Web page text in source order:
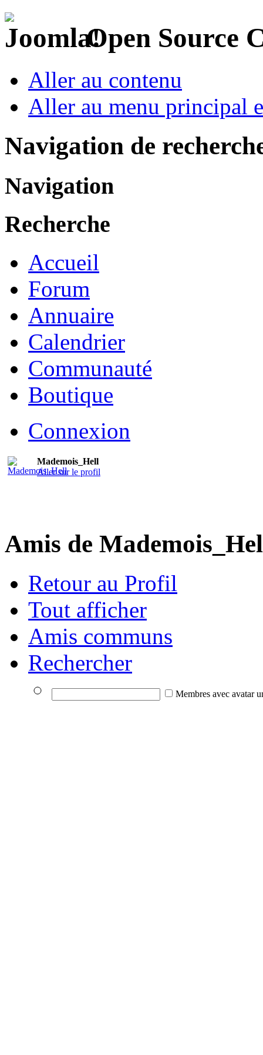
Open Source
Aller au contenu
Aller au menu principal
Navigation de
Navigation
Recherche
Accueil
Forum
Annuaire
Calendrier
Communauté
Boutique
Connexion
Mademois_Hell
Aller sur le profil
Amis de
Retour au Profil
Tout afficher
Amis communs
Rechercher
Membres avec avatar